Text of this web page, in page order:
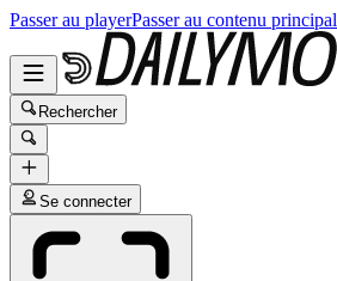
Passer au playerPasser au contenu principal
Rechercher
Se connecter